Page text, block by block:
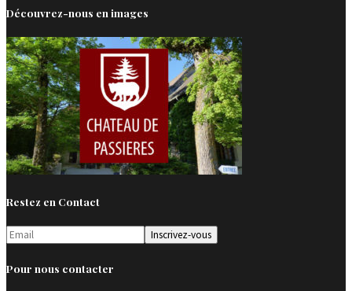
Découvrez-nous en images
Restez en Contact
Pour nous contacter